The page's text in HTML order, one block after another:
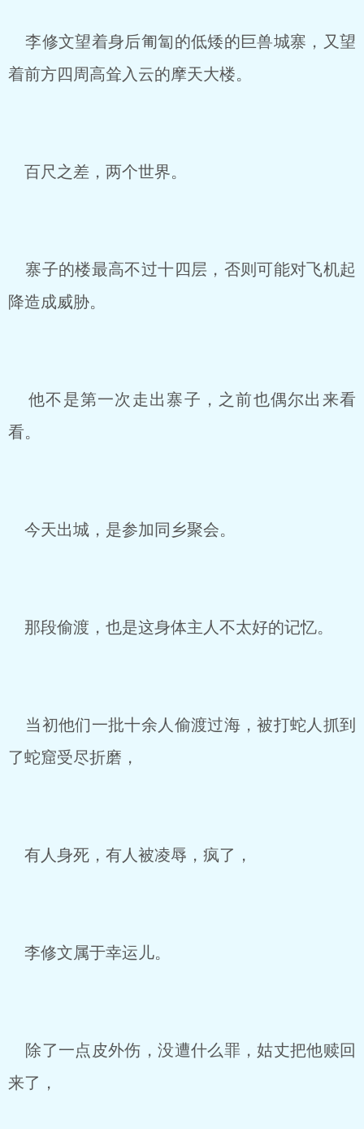
李修文望着身后匍匐的低矮的巨兽城寨，又望
着前方四周高耸入云的摩天大楼。
百尺之差，两个世界。
寨子的楼最高不过十四层，否则可能对飞机起
降造成威胁。
他不是第一次走出寨子，之前也偶尔出来看
看。
今天出城，是参加同乡聚会。
那段偷渡，也是这身体主人不太好的记忆。
当初他们一批十余人偷渡过海，被打蛇人抓到
了蛇窟受尽折磨，
有人身死，有人被凌辱，疯了，
李修文属于幸运儿。
除了一点皮外伤，没遭什么罪，姑丈把他赎回
来了，